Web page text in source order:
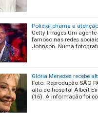
Policial chama a
Getty Images Um
famoso nas redes
Johnson. Numa
Glória Menezes recebe
Foto: Reprodução SÃO
alta do hospital Albert
(16). A informação foi